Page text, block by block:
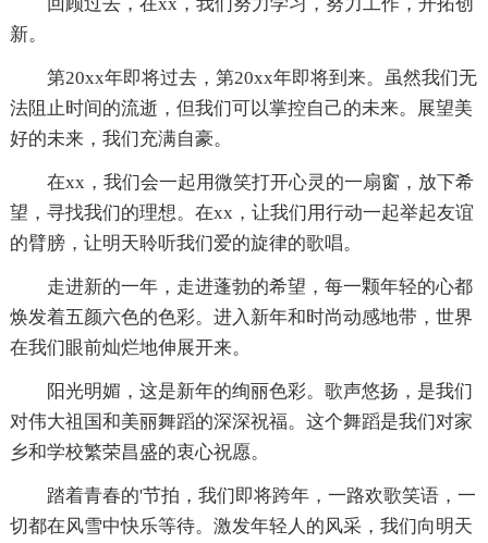
回顾过去，在xx，我们努力学习，努力工作，开拓创
新。
第20xx年即将过去，第20xx年即将到来。虽然我们无
法阻止时间的流逝，但我们可以掌控自己的未来。展望美
好的未来，我们充满自豪。
在xx，我们会一起用微笑打开心灵的一扇窗，放下希
望，寻找我们的理想。在xx，让我们用行动一起举起友谊
的臂膀，让明天聆听我们爱的旋律的歌唱。
走进新的一年，走进蓬勃的希望，每一颗年轻的心都
焕发着五颜六色的色彩。进入新年和时尚动感地带，世界
在我们眼前灿烂地伸展开来。
阳光明媚，这是新年的绚丽色彩。歌声悠扬，是我们
对伟大祖国和美丽舞蹈的深深祝福。这个舞蹈是我们对家
乡和学校繁荣昌盛的衷心祝愿。
踏着青春的'节拍，我们即将跨年，一路欢歌笑语，一
切都在风雪中快乐等待。激发年轻人的风采，我们向明天